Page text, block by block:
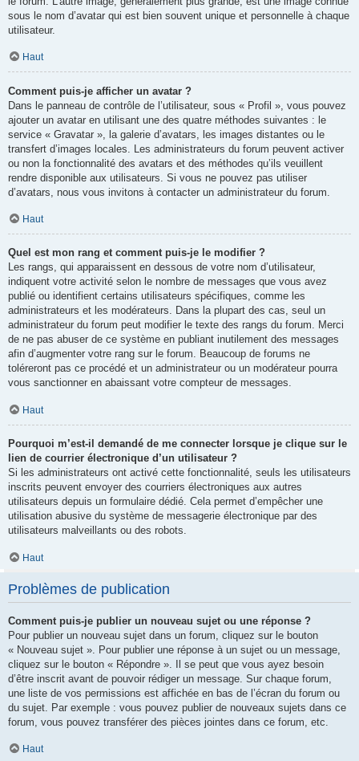
sous le nom d’avatar qui est bien souvent unique et personnelle à chaque
utilisateur.
Haut
Comment puis-je afficher un avatar ?
Dans le panneau de contrôle de l’utilisateur, sous « Profil », vous pouvez
ajouter un avatar en utilisant une des quatre méthodes suivantes : le
service « Gravatar », la galerie d’avatars, les images distantes ou le
transfert d’images locales. Les administrateurs du forum peuvent activer
ou non la fonctionnalité des avatars et des méthodes qu’ils veuillent
rendre disponible aux utilisateurs. Si vous ne pouvez pas utiliser
d’avatars, nous vous invitons à contacter un administrateur du forum.
Haut
Quel est mon rang et comment puis-je le modifier ?
Les rangs, qui apparaissent en dessous de votre nom d’utilisateur,
indiquent votre activité selon le nombre de messages que vous avez
publié ou identifient certains utilisateurs spécifiques, comme les
administrateurs et les modérateurs. Dans la plupart des cas, seul un
administrateur du forum peut modifier le texte des rangs du forum. Merci
de ne pas abuser de ce système en publiant inutilement des messages
afin d’augmenter votre rang sur le forum. Beaucoup de forums ne
toléreront pas ce procédé et un administrateur ou un modérateur pourra
vous sanctionner en abaissant votre compteur de messages.
Haut
Pourquoi m’est-il demandé de me connecter lorsque je clique sur le
lien de courrier électronique d’un utilisateur ?
Si les administrateurs ont activé cette fonctionnalité, seuls les utilisateurs
inscrits peuvent envoyer des courriers électroniques aux autres
utilisateurs depuis un formulaire dédié. Cela permet d’empêcher une
utilisation abusive du système de messagerie électronique par des
utilisateurs malveillants ou des robots.
Haut
Problèmes de publication
Comment puis-je publier un nouveau sujet ou une réponse ?
Pour publier un nouveau sujet dans un forum, cliquez sur le bouton
« Nouveau sujet ». Pour publier une réponse à un sujet ou un message,
cliquez sur le bouton « Répondre ». Il se peut que vous ayez besoin
d’être inscrit avant de pouvoir rédiger un message. Sur chaque forum,
une liste de vos permissions est affichée en bas de l’écran du forum ou
du sujet. Par exemple : vous pouvez publier de nouveaux sujets dans ce
forum, vous pouvez transférer des pièces jointes dans ce forum, etc.
Haut